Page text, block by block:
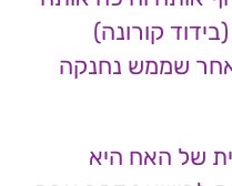
קורונה)
שממש נחנקה
של האח היא